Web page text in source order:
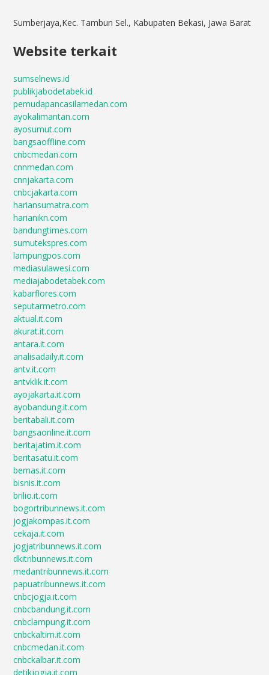
Sumberjaya,Kec. Tambun Sel., Kabupaten Bekasi, Jawa Barat
Website terkait
sumselnews.id
publikjabodetabek.id
pemudapancasilamedan.com
ayokalimantan.com
ayosumut.com
bangsaoffline.com
cnbcmedan.com
cnnmedan.com
cnnjakarta.com
cnbcjakarta.com
hariansumatra.com
harianikn.com
bandungtimes.com
sumutekspres.com
lampungpos.com
mediasulawesi.com
mediajabodetabek.com
kabarflores.com
seputarmetro.com
aktual.it.com
akurat.it.com
antara.it.com
analisadaily.it.com
antv.it.com
antvklik.it.com
ayojakarta.it.com
ayobandung.it.com
beritabali.it.com
bangsaonline.it.com
beritajatim.it.com
beritasatu.it.com
bernas.it.com
bisnis.it.com
brilio.it.com
bogortribunnews.it.com
jogjakompas.it.com
cekaja.it.com
jogjatribunnews.it.com
dkitribunnews.it.com
medantribunnews.it.com
papuatribunnews.it.com
cnbcjogja.it.com
cnbcbandung.it.com
cnbclampung.it.com
cnbckaltim.it.com
cnbcmedan.it.com
cnbckalbar.it.com
detikjogja.it.com